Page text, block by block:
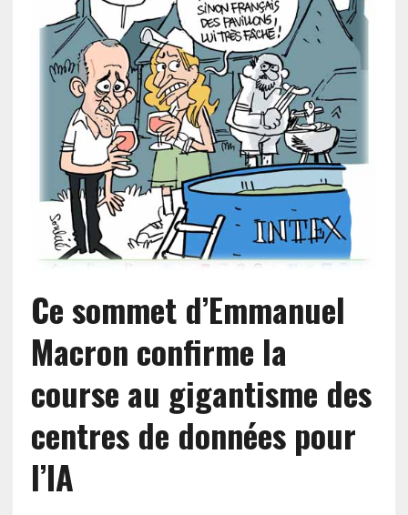
Ce sommet d’Emmanuel
Macron confirme la
course au gigantisme des
centres de données pour
l’IA